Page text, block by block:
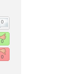
0
0
0